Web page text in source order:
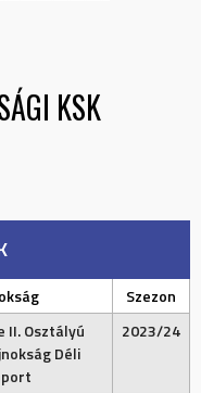
KSK
Szezon
II. Osztályú
Déli
2023/24